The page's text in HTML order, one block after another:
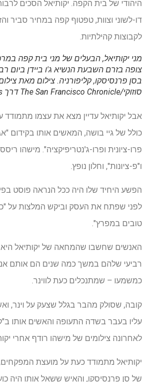
היהודי של בית הקפה. יקותיאל הסכים
דו-לשוני וצוות, טפטוף קפה במחיר סביר
לקבוצות קהילתיות.
מני יקותיאל, הבעלים של מני בית קפה
בסן פרנסיסקו, קליפורניה. צילום מאת
סוזוקי/The San Francisco Chronicle דרך Getty Images
אבל יקותיאל עדיין מצא את עצמו מתמודד
כולל של גיי בושה, המאשים אותו בקידום
פרו-ציונית ופרו-ג'נטריפיקציה". מישהו
ו"פ-ציונות", וחלון נופץ.
הפשע היחיד שלו היה ככל הנראה פוסט
לפני שפתח את העסק וביקש המלצות על
טובים במפרץ".
האנשים שחשבו שהמחאה של יקותיאל היא
רביעי שלהם במשך כמה שנים הם אותם
כמשמעו – שמתנכלים כעת לווינר.
קובה, שסולק מהבר בגלל שצעק על וינר,
עליו בעבר בשדה התעופה והאשים אותו
לאחרונה צילומים של מישהו רודף אחרי
יקותיאל מתמודד כעת על מועצת
של סן פרנסיסקו, והאיש ששאל אותו היה